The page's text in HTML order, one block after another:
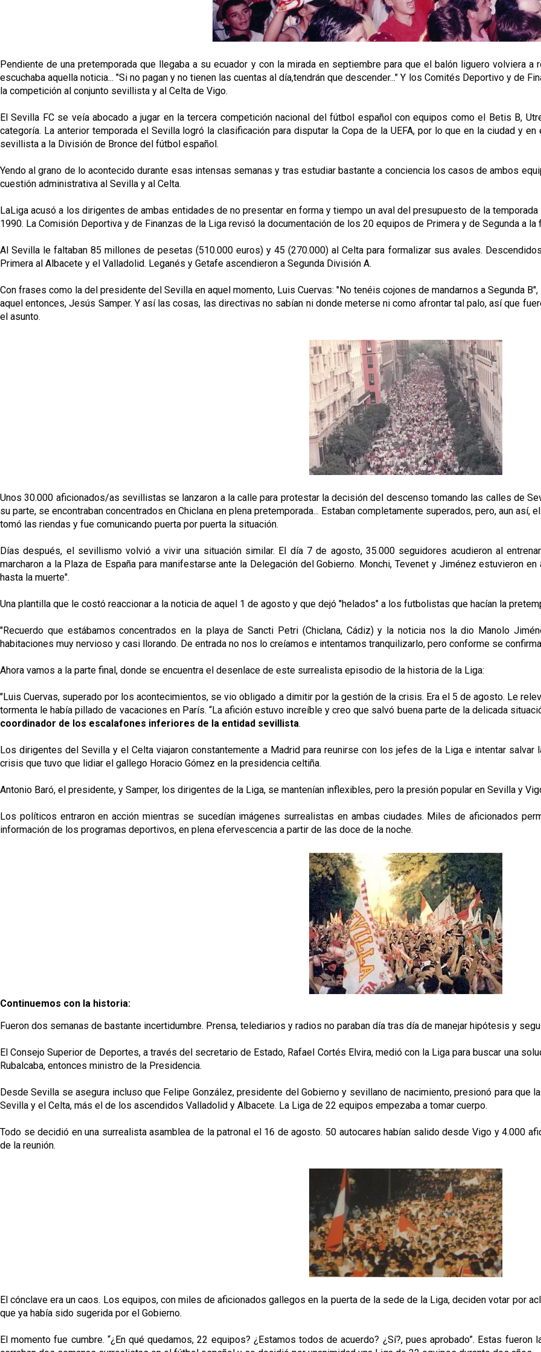
Pendiente de una pretemporada que llegaba a su ecuador y con la mirada en septiembre para que el balón liguero volviera
escuchaba aquella noticia... "Si no pagan y no tienen las cuentas al día,tendrán que descender..." Y los Comités Deportivo y de
la competición al conjunto sevillista y al Celta de Vigo.
El Sevilla FC se veía abocado a jugar en la tercera competición nacional del fútbol español con equipos como el Betis B,
categoría. La anterior temporada el Sevilla logró la clasificación para disputar la Copa de la UEFA, por lo que en la ciudad y
sevillista a la División de Bronce del fútbol español.
Yendo al grano de lo acontecido durante esas intensas semanas y tras estudiar bastante a conciencia los casos de ambos
cuestión administrativa al Sevilla y al Celta.
LaLiga acusó a los dirigentes de ambas entidades de no presentar en forma y tiempo un aval del presupuesto de la
1990. La Comisión Deportiva y de Finanzas de la Liga revisó la documentación de los 20 equipos de Primera y de Segunda a
Al Sevilla le faltaban 85 millones de pesetas (510.000 euros) y 45 (270.000) al Celta para formalizar sus avales.
Primera al Albacete y el Valladolid. Leganés y Getafe ascendieron a Segunda División A.
Con frases como la del presidente del Sevilla en aquel momento, Luis Cuervas: "No tenéis cojones de mandarnos a Segunda
aquel entonces, Jesús Samper. Y así las cosas, las directivas no sabían ni donde meterse ni como afrontar tal palo, así que
el asunto.
Unos 30.000 aficionados/as sevillistas se lanzaron a la calle para protestar la decisión del descenso tomando las calles de
su parte, se encontraban concentrados en Chiclana en plena pretemporada... Estaban completamente superados, pero, aun
tomó las riendas y fue comunicando puerta por puerta la situación.
Días después, el sevillismo volvió a vivir una situación similar. El día 7 de agosto, 35.000 seguidores acudieron al
marcharon a la Plaza de España para manifestarse ante la Delegación del Gobierno. Monchi, Tevenet y Jiménez estuvieron
hasta la muerte".
Una plantilla que le costó reaccionar a la noticia de aquel 1 de agosto y que dejó "helados" a los futbolistas que hacían la
"Recuerdo que estábamos concentrados en la playa de Sancti Petri (Chiclana, Cádiz) y la noticia nos la dio Manolo
habitaciones muy nervioso y casi llorando. De entrada no nos lo creíamos e intentamos tranquilizarlo, pero conforme se
Ahora vamos a la parte final, donde se encuentra el desenlace de este surrealista episodio de la historia de la Liga:
"Luis Cuervas, superado por los acontecimientos, se vio obligado a dimitir por la gestión de la crisis. Era el 5 de agosto. Le
tormenta le había pillado de vacaciones en París. “La afición estuvo increíble y creo que salvó buena parte de la delicada
coordinador de los escalafones inferiores de la entidad sevillista.
Los dirigentes del Sevilla y el Celta viajaron constantemente a Madrid para reunirse con los jefes de la Liga e intentar salvar
crisis que tuvo que lidiar el gallego Horacio Gómez en la presidencia celtiña.
Antonio Baró, el presidente, y Samper, los dirigentes de la Liga, se mantenían inflexibles, pero la presión popular en Sevilla y
Los políticos entraron en acción mientras se sucedían imágenes surrealistas en ambas ciudades. Miles de aficionados
información de los programas deportivos, en plena efervescencia a partir de las doce de la noche.
Continuemos con la historia:
Fueron dos semanas de bastante incertidumbre. Prensa, telediarios y radios no paraban día tras día de manejar hipótesis y
El Consejo Superior de Deportes, a través del secretario de Estado, Rafael Cortés Elvira, medió con la Liga para buscar una
Rubalcaba, entonces ministro de la Presidencia.
Desde Sevilla se asegura incluso que Felipe González, presidente del Gobierno y sevillano de nacimiento, presionó para que
Sevilla y el Celta, más el de los ascendidos Valladolid y Albacete. La Liga de 22 equipos empezaba a tomar cuerpo.
Todo se decidió en una surrealista asamblea de la patronal el 16 de agosto. 50 autocares habían salido desde Vigo y 4.000
de la reunión.
El cónclave era un caos. Los equipos, con miles de aficionados gallegos en la puerta de la sede de la Liga, deciden votar por
que ya había sido sugerida por el Gobierno.
El momento fue cumbre. “¿En qué quedamos, 22 equipos? ¿Estamos todos de acuerdo? ¿Sí?, pues aprobado”. Estas